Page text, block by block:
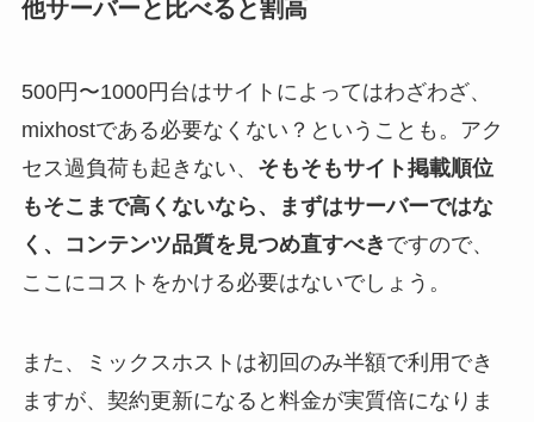
他サーバーと比べると割高
500円〜1000円台はサイトによってはわざわざ、
mixhostである必要なくない？ということも。アク
セス過負荷も起きない、 そもそもサイト掲載順位
もそこまで高くないなら、まずはサーバーではな
く、コンテンツ品質を見つめ直すべき ですので、
ここにコストをかける必要はないでしょう。
また、ミックスホストは初回のみ半額で利用でき
ますが、契約更新になると料金が実質倍になりま